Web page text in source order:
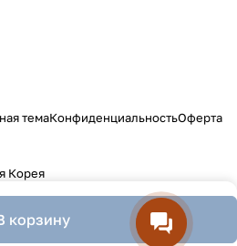
корзину
темаКонфиденциальностьОферта
Корея